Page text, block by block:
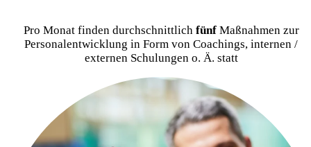
Pro Monat finden durchschnittlich fünfMaßnahmen zur
Personalentwicklung in Form von Coachings, internen /
externen Schulungen o. Ä. statt